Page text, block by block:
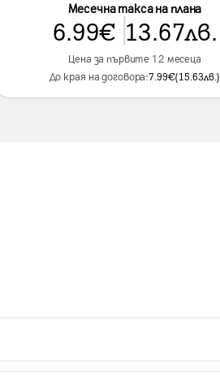
Месечна такса на плана
6.99€ 13.67лв.
Цена за първите 12 месеца
До края на договора:7.99€(15.63лв.)